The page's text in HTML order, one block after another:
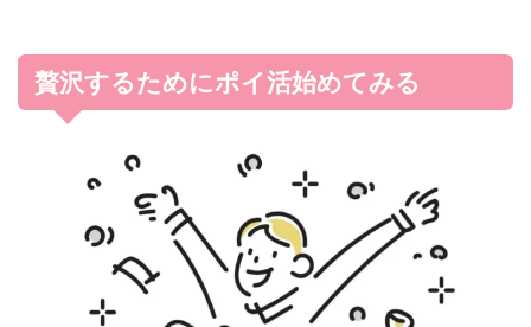
贅沢するためにポイ活始めてみる